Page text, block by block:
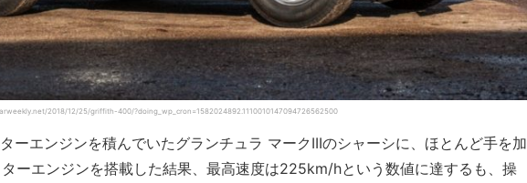
2018/12/25/griffith-400/?doing_wp_cron=1582024892.1110010147094726562500
ーエンジンを積んでいたグランチュラ マークIIIのシャーシに、ほとんど手を加
ターエンジンを搭載した結果、最高速度は225km/hという数値に達するも、操